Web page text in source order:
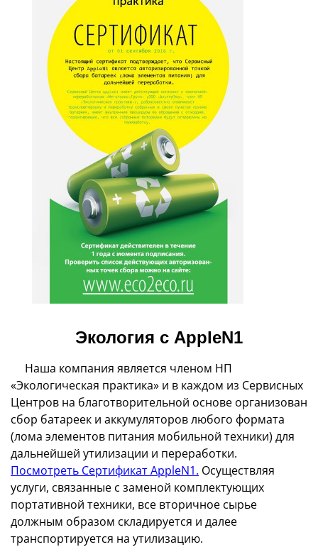
Экология с AppleN1
Наша компания является членом НП
«Экологическая практика» и в каждом из Сервисных
Центров на благотворительной основе организован
сбор батареек и аккумуляторов любого формата
(лома элементов питания мобильной техники) для
дальнейшей утилизации и переработки.
Посмотреть Сертификат AppleN1. Осуществляя
услуги, связанные с заменой комплектующих
портативной техники, все вторичное сырье
должным образом складируется и далее
транспортируется на утилизацию.